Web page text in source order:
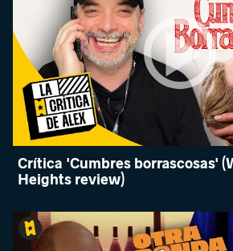
Crítica 'Cumbres borrascosas'
Heights review)